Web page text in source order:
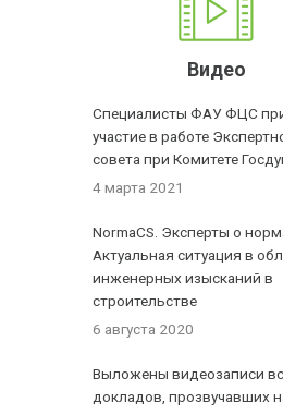
Видео
Специалисты ФАУ ФЦС
участие в работе
совета при Комитете
4 марта 2021
NormaCS. Эксперты о
Актуальная ситуация в
инженерных изысканий в
строительстве
6 августа 2020
Выложены видеозаписи
докладов, прозвучавших